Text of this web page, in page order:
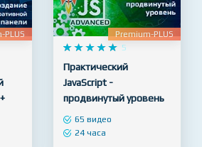
NEW
   
   
Практический
JavaScript -
продвинутый уровень